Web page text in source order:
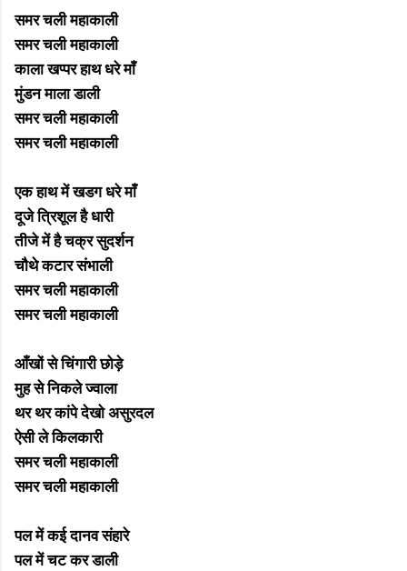
समर चली महाकाली
समर चली महाकाली
काला खप्पर हाथ धरे माँ
मुंडन माला डाली
समर चली महाकाली
समर चली महाकाली
एक हाथ में खडग धरे माँ
दूजे त्रिशूल है धारी
तीजे में है चक्र सुदर्शन
चौथे कटार संभाली
समर चली महाकाली
समर चली महाकाली
आँखों से चिंगारी छोड़े
मुह से निकले ज्वाला
थर थर कांपे देखो असुरदल
ऐसी ले किलकारी
समर चली महाकाली
समर चली महाकाली
पल में कई दानव संहारे
पल में चट कर डाली